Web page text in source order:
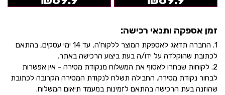
זמן אספקה ותנאי רכישה:
1. החברה תדאג לאספקת המוצר ללקוח'ה, עד 14 ימי עסקים, בהתאם
לכתובת שהוקלדה על ידו/ה בעת ביצוע הרכישה באתר.
2. לקוחות שבחרו לאסוף את המשלוח מנקודת מסירה - אין אפשרות
לבחור נקודת מסירה. החבילה תשלח לנקודת המסירה הקרובה לכתובת
שהוזנה בעת הרכישה בהתאם לזמינות במעמד תיאום המשלוח.